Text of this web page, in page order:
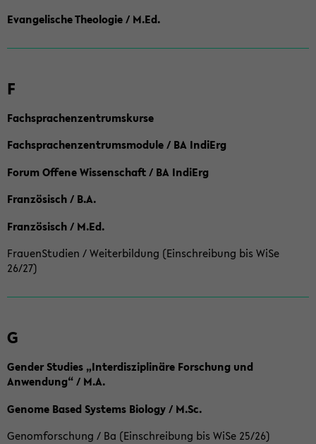
Evangelische Theologie / M.Ed.
F
Fachsprachenzentrumskurse
Fachsprachenzentrumsmodule / BA IndiErg
Forum Offene Wissenschaft / BA IndiErg
Französisch / B.A.
Französisch / M.Ed.
FrauenStudien / Weiterbildung (Einschreibung bis WiSe
26/27)
G
Gender Studies „Interdisziplinäre Forschung und
Anwendung“ / M.A.
Genome Based Systems Biology / M.Sc.
Genomforschung / Ba (Einschreibung bis WiSe 25/26)